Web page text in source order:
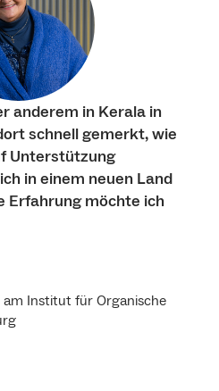
anderem in Kerala in
schnell gemerkt, wie
Unterstützung
in einem neuen Land
Erfahrung möchte ich
Institut für Organische